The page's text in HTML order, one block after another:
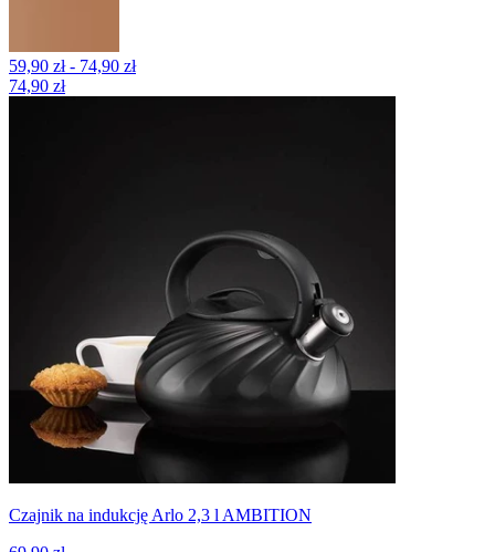
59,90 zł - 74,90 zł
74,90 zł
Czajnik na indukcję Arlo 2,3 l AMBITION